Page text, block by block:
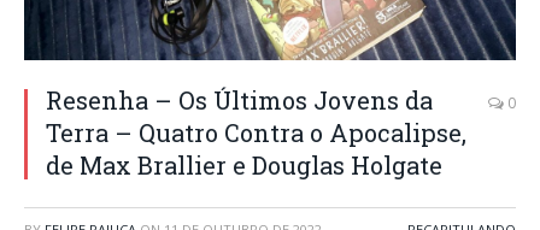
Resenha – Os Últimos Jovens da
Terra – Quatro Contra o Apocalipse,
de Max Brallier e Douglas Holgate
0